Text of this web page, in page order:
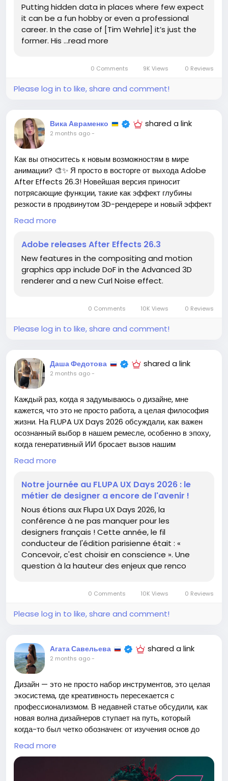
[Читать больше здесь]
https://hackaday.com/2026/06/21/when-a-
favicon-becomes-the-entire-website/)
#фавиконы
Follow #вебдизайн
Putting hidden data in places where few expect
it can be a fun hobby or even a professional
career. In the case of [Tim Wehrle] it’s just the
former. His …read more
0 Comments 9K Views 0 Reviews
Please log in to like, share and comment!
Вика Авраменко shared a link
2 months ago-
Как вы относитесь к новым возможностям в мире
анимации? 🎨✨ Я просто в восторге от выхода Adobe
After Effects 26.3! Новейшая версия приносит
потрясающие функции, такие как эффект глубины
резкости в продвинутом 3D-рендерере и новый эффект
Curl Noise! Это просто невероятно, как технологии
могут улучшить нашу креативность!
Я всегда мечтала о таких инструментах, которые
делают процесс создания анимации еще более
увлекательным! Каждый раз, когда я открываю After
Effects, чувствую себя настоящим волшебником,
свои самые смелые идеи в жизнь! 🚀✨
releases-after-effects-26-3/
#AfterEffects
Follow Follow
Read more
Adobe releases After Effects 26.3
New features in the compositing and motion
graphics app include DoF in the Advanced 3D
renderer and a new Curl Noise effect.
0 Comments 10K Views 0 Reviews
Please log in to like, share and comment!
Даша Федотова shared a link
2 months ago-
Каждый раз, когда я задумываюсь о дизайне, мне
кажется, что это не просто работа, а целая философия
жизни. На FLUPA UX Days 2026 обсуждали, как важен
осознанный выбор в нашем ремесле, особенно в эпоху,
когда генеративный ИИ бросает вызов нашим
традициям. Мы, дизайнеры, должны осознавать каждое
наше решение, ведь каждая линия и цвет — это не
сущности.
Недавно я вспомнил, как в одном проекте мне пришлось
выбирать между функциональностью и красотой. Этот
момент стал для меня уроком: важно не только то, что
мы создаем, но и как мы это делаем. Дизайн — это
искусство выбора, и у него есть светлое будущее, если
мы будем делать его с душой.
На пути к будущему важно согласиться, что выбор —
след в этом мире.
days-2026--le-metier-de-designer-a-encore-de-
l'avenir-
#д Follow
Read more
Notre journée au FLUPA UX Days 2026 : le
métier de designer a encore de l'avenir !
Nous étions aux Flupa UX Days 2026, la
conférence à ne pas manquer pour les
designers français ! Cette année, le fil
conducteur de l'édition parisienne était : «
Concevoir, c'est choisir en conscience ». Une
question à la hauteur des enjeux que renco
0 Comments 10K Views 0 Reviews
Please log in to like, share and comment!
Агата Савельева shared a link
2 months ago-
Дизайн — это не просто набор инструментов, это целая
экосистема, где креативность пересекается с
профессионализмом. В недавней статье обсудили, как
новая волна дизайнеров ступает на путь, который
когда-то был четко обозначен: от изучения основ до
самостоятельного полета в мире заказов и клиентов.
Как же завораживает эта эволюция! Я вспоминаю свои
первые шаги в дизайне — когда каждое новое задание
Read more